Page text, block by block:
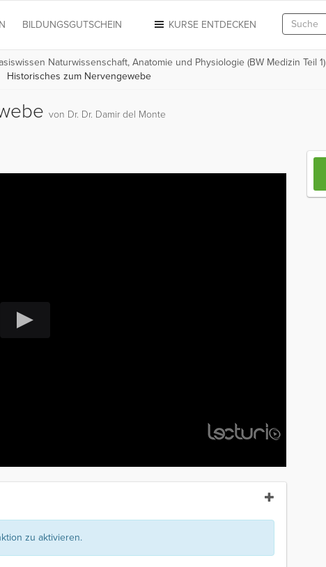
KURSE ENTDECKEN
BILDUNGSGUTSCHEIN
Naturwissenschaft, Anatomie und Physiologie (BW Medizin Teil 1)
Historisches zum Nervengewebe
von Dr. Dr. Damir del Monte
zu aktivieren.